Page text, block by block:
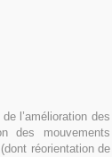
l’amélioration des
des mouvements
réorientation de